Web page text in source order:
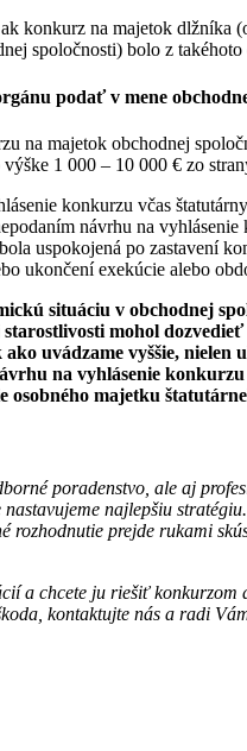
konkurz na majetok
spoločnosti) bolo z
podať v mene
na majetok obchodnej
1 000 – 10 000 € zo
konkurzu včas
návrhu na
uspokojená po zastavení
ukončení exekúcie alebo
situáciu v obchodnej
mohol
uvádzame vyššie, nielen
na vyhlásenie
osobného majetku
poradenstvo, ale aj
najlepšiu
rozhodnutie prejde rukami
a chcete ju riešiť
kontaktujte nás a radi